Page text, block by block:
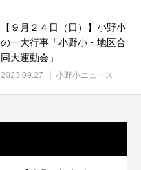
【９月２４日（日）】小野小
の一大行事「小野小・地区合
同大運動会」
2023.09.27 小野小ニュース